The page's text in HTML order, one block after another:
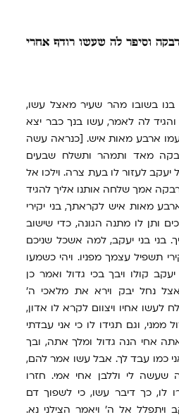
וסיפר לה שעשו רודף אחרי
בנו בשובו מהר שעיר מאצל עשו,
לה לאמר, עשו בנך כבר יצא
ארבע מאות איש. [כנראה עשה
מאד ותמהר ותשלח שבעים
יעקב לעזור לו בעת צרה. וילכו אל
רבקה אמך שלחה אותנו אליך להגיד
מאות איש לקראתך, בני יקירי
ותן לו מתנה הגונה, כדי שישוב
בני בני יעקב, למה אשכל שניכם
תשפיל עצמך מפניו. ויהי כשמעו
קולו ויבך בכי גדול ואמר כן
נחל יבק וירא את מלאכי ה'
לעשו אחיו ויצוום לקרא לו אדון,
ממני, וגם תגידו לו כי אני עבדתי
אחי הנה גדול ומלך אתה, ובך
כמו עבד לך. אבל עשו אמר להם,
לי וללבן אחי אמי. חזרו
לו, כך דיבר עשו, כי לשפוך דם
ויתפלל אל ה' ויאמר הצילני נא.